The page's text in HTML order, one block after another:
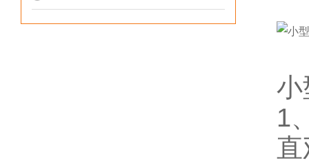
小
1